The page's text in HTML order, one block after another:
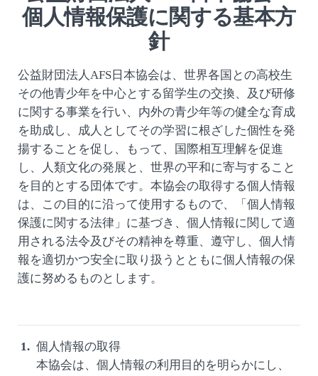
個人情報保護に関する基本方
針
公益財団法人AFS日本協会は、世界各国との高校生
その他青少年を中心とする留学生の交換、及び研修
に関する事業を行い、内外の青少年等の健全な育成
を助成し、成人としてその学習に根ざした個性を発
揚することを促し、もって、国際相互理解を促進
し、人類文化の発展と、世界の平和に寄与すること
を目的とする団体です。本協会の取得する個人情報
は、この目的に沿って使用するもので、「個人情報
保護に関する法律」に基づき、個人情報に関して適
用される法令及びその精神を尊重、遵守し、個人情
報を適切かつ安全に取り扱うとともに個人情報の保
護に努めるものとします。
個人情報の取得
本協会は、個人情報の利用目的を明らかにし、